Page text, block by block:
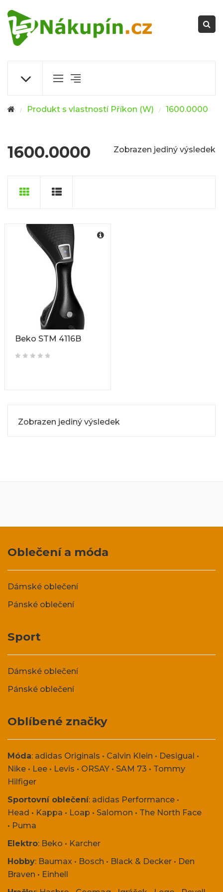
/ Produkt s vlastností Příkon (W) / 1600.0000
1600.0000 Zobrazen jediný výsledek
Beko STM 4116B
Zobrazen jediný výsledek
Oblečení a móda
Dámské oblečení
Pánské oblečení
Sport
Dámské oblečení
Pánské oblečení
Oblíbené značky
Móda: adidas Originals • Calvin Klein • Desigual •
Nike • Lee • Levis • ORSAY • SAM 73 • Tommy
Hilfiger
Sportovní oblečení: adidas Performance •
Head • Kappa • Loap • Salomon • The North Face
• Puma
Elektro: Beko • Karcher
Hobby: Baumax • Bosch • Black & Decker • Den
Braven • Einhell